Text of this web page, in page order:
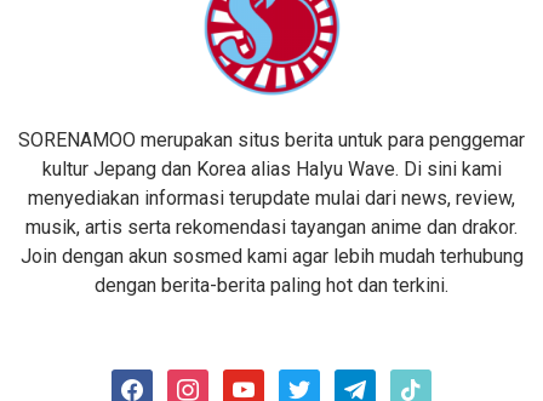
SORENAMOO merupakan situs berita untuk para penggemar
kultur Jepang dan Korea alias Halyu Wave. Di sini kami
menyediakan informasi terupdate mulai dari news, review,
musik, artis serta rekomendasi tayangan anime dan drakor.
Join dengan akun sosmed kami agar lebih mudah terhubung
dengan berita-berita paling hot dan terkini.
facebookinstagramyoutubetwitter telegramtiktok